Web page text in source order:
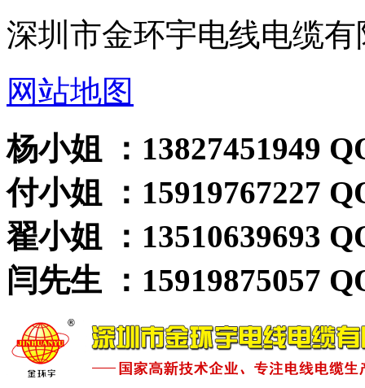
深圳市金环宇电线电缆有
网站地图
杨小姐 ：13827451949
付小姐 ：15919767227
翟小姐 ：13510639693
闫先生 ：15919875057